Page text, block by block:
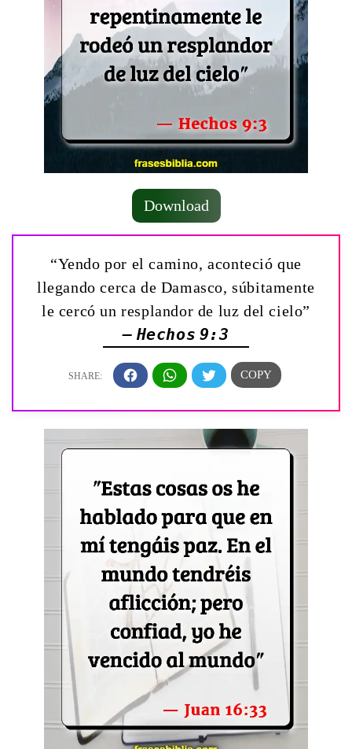
Download
“Yendo por el camino, aconteció que
llegando cerca de Damasco, súbitamente
le cercó un resplandor de luz del cielo”
— Hechos 9:3